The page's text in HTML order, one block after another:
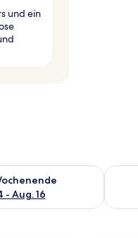
und ein
- Aug. 16
für dieses